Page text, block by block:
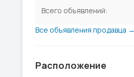
Всего объявлений:
Все объявления продавца →
Расположение